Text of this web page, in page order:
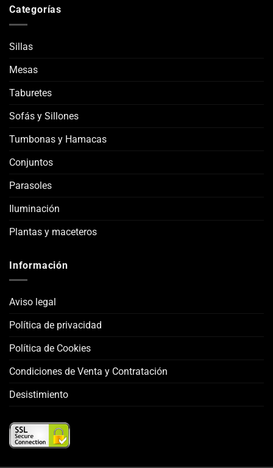
Categorías
Sillas
Mesas
Taburetes
Sofás y Sillones
Tumbonas y Hamacas
Conjuntos
Parasoles
Iluminación
Plantas y maceteros
Información
Aviso legal
Política de privacidad
Política de Cookies
Condiciones de Venta y Contratación
Desistimiento